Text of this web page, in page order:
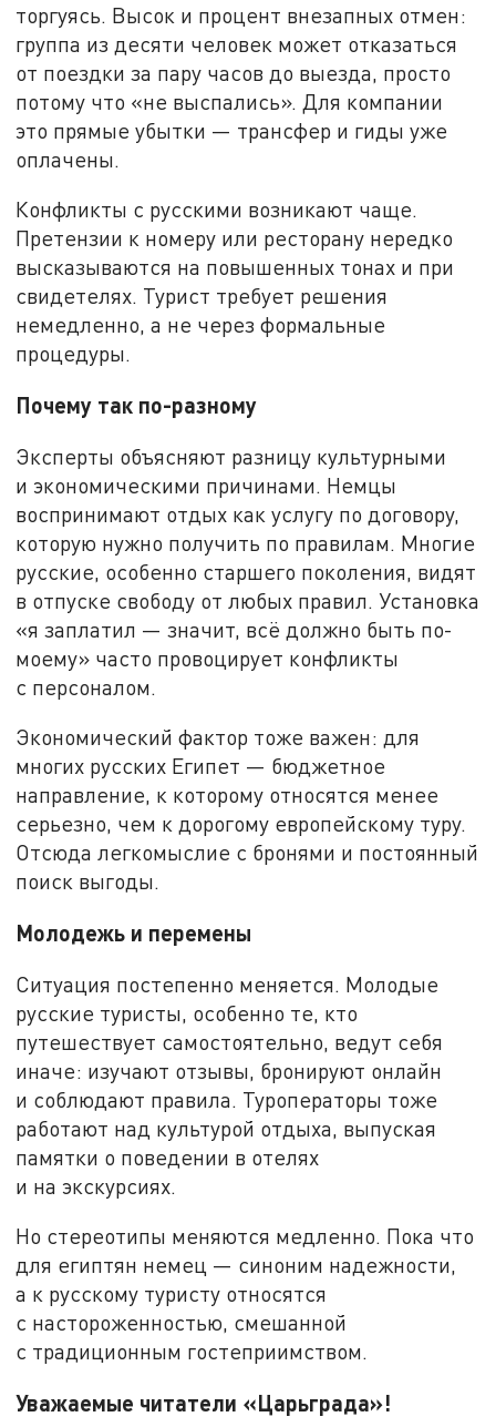
торгуясь. Высок и процент внезапных отмен:
группа из десяти человек может отказаться
от поездки за пару часов до выезда, просто
потому что «не выспались». Для компании
это прямые убытки — трансфер и гиды уже
оплачены.
Конфликты с русскими возникают чаще.
Претензии к номеру или ресторану нередко
высказываются на повышенных тонах и при
свидетелях. Турист требует решения
немедленно, а не через формальные
процедуры.
Почему так по-разному
Эксперты объясняют разницу культурными
и экономическими причинами. Немцы
воспринимают отдых как услугу по договору,
которую нужно получить по правилам. Многие
русские, особенно старшего поколения, видят
в отпуске свободу от любых правил. Установка
«я заплатил — значит, всё должно быть по-
моему» часто провоцирует конфликты
с персоналом.
Экономический фактор тоже важен: для
многих русских Египет — бюджетное
направление, к которому относятся менее
серьезно, чем к дорогому европейскому туру.
Отсюда легкомыслие с бронями и постоянный
поиск выгоды.
Молодежь и перемены
Ситуация постепенно меняется. Молодые
русские туристы, особенно те, кто
путешествует самостоятельно, ведут себя
иначе: изучают отзывы, бронируют онлайн
и соблюдают правила. Туроператоры тоже
работают над культурой отдыха, выпуская
памятки о поведении в отелях
и на экскурсиях.
Но стереотипы меняются медленно. Пока что
для египтян немец — синоним надежности,
а к русскому туристу относятся
с настороженностью, смешанной
с традиционным гостеприимством.
Уважаемые читатели «Царьграда»!